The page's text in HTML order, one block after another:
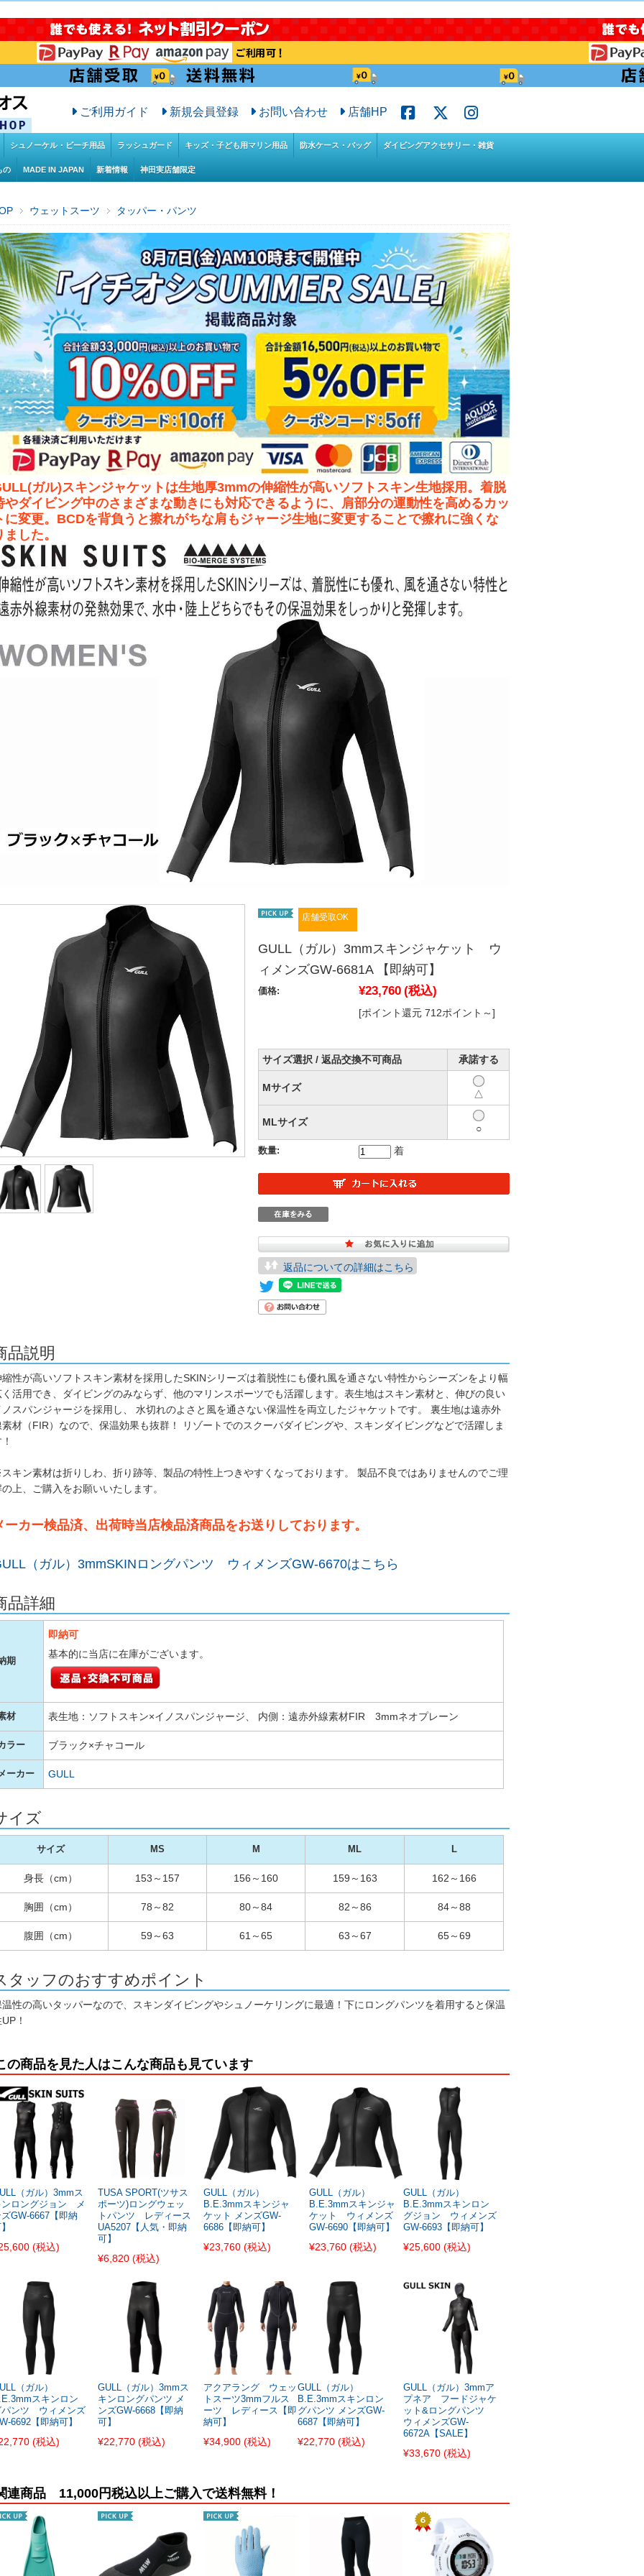
ご利用ガイド 新規会員登録 お問い合わせ 店舗HP
シュノーケル・ビーチ用品 ラッシュガード キッズ・子ども用マリン用品 防水ケース・バッグ ダイビングアクセサリー・雑貨
の MADE IN JAPAN 新着情報 神田実店舗限定
ウェットスーツ タッパー・パンツ
ガル)スキンジャケットは生地厚3mmの伸縮性が高いソフトスキン生地採用。着脱
やダイビング中のさまざまな動きにも対応できるように、肩部分の運動性を高めるカッ
に変更。BCDを背負うと擦れがちな肩もジャージ生地に変更することで擦れに強くな
ました。
店舗受取OK
GULL（ガル）3mmスキンジャケット ウ
ィメンズGW-6681A 【即納可】
価格: ¥23,760 (税込)
[ポイント還元 712ポイント～]
サイズ選択 / 返品交換不可商品 承諾する
Mサイズ
△
MLサイズ
○
数量: 着
返品についての詳細はこちら
品説明
縮性が高いソフトスキン素材を採用したSKINシリーズは着脱性にも優れ風を通さない特性からシーズンをより幅
く活用でき、ダイビングのみならず、他のマリンスポーツでも活躍します。表生地はスキン素材と、伸びの良い
ノスパンジャージを採用し、 水切れのよさと風を通さない保温性を両立したジャケットです。 裏生地は遠赤外
素材（FIR）なので、保温効果も抜群！ リゾートでのスクーバダイビングや、スキンダイビングなどで活躍しま
キン素材は折りしわ、折り跡等、製品の特性上つきやすくなっております。 製品不良ではありませんのでご理
上、ご購入をお願いいたします。
ーカー検品済、出荷時当店検品済商品をお送りしております。
（ガル）3mmSKINロングパンツ ウィメンズGW-6670はこちら
品詳細
期
即納可
基本的に当店に在庫がございます。
材 表生地：ソフトスキン×イノスパンジャージ、 内側：遠赤外線素材FIR 3mmネオプレーン
ラー ブラック×チャコール
ーカー GULL
イズ
サイズ MS M ML L
身長（cm） 153～157 156～160 159～163 162～166
胸囲（cm） 78～82 80～84 82～86 84～88
腹囲（cm） 59～63 61～65 63～67 65～69
タッフのおすすめポイント
温性の高いタッパーなので、スキンダイビングやシュノーケリングに最適！下にロングパンツを着用すると保温
！
の商品を見た人はこんな商品も見ています
（ガル）3mmス
ンロングジョン メ
GW-6667【即納
(税込)
TUSA SPORT(ツサス
ポーツ)ロングウェッ
トパンツ レディース
UA5207【人気・即納
可】
¥6,820 (税込)
GULL（ガル）
B.E.3mmスキンジャ
ケット メンズGW-
6686【即納可】
¥23,760 (税込)
GULL（ガル）
B.E.3mmスキンジャ
ケット ウィメンズ
GW-6690【即納可】
¥23,760 (税込)
GULL（ガル）
B.E.3mmスキンロン
グジョン ウィメンズ
GW-6693【即納可】
¥25,600 (税込)
（ガル）
スキンロン
パンツ ウィメンズ
6692【即納可】
(税込)
GULL（ガル）3mmス
キンロングパンツ メ
ンズGW-6668【即納
可】
¥22,770 (税込)
アクアラング ウェッ
トスーツ3mmフルス
ーツ レディース【即
納可】
¥34,900 (税込)
GULL（ガル）
B.E.3mmスキンロン
グパンツ メンズGW-
6687【即納可】
¥22,770 (税込)
GULL（ガル）3mmア
プネア フードジャケ
ット&ロングパンツ
ウィメンズGW-
6672A【SALE】
¥33,670 (税込)
連商品 11,000円税込以上ご購入で送料無料！